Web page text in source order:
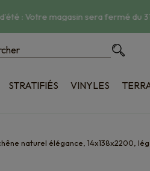
: Votre magasin sera fermé du
STRATIFIÉS VINYLES
naturel élégance, 14x138x2200,